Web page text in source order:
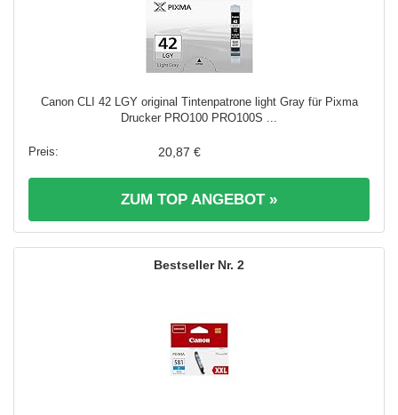
Canon CLI 42 LGY original Tintenpatrone light Gray für Pixma
Drucker PRO100 PRO100S ...
20,87 €
ZUM TOP ANGEBOT »
2